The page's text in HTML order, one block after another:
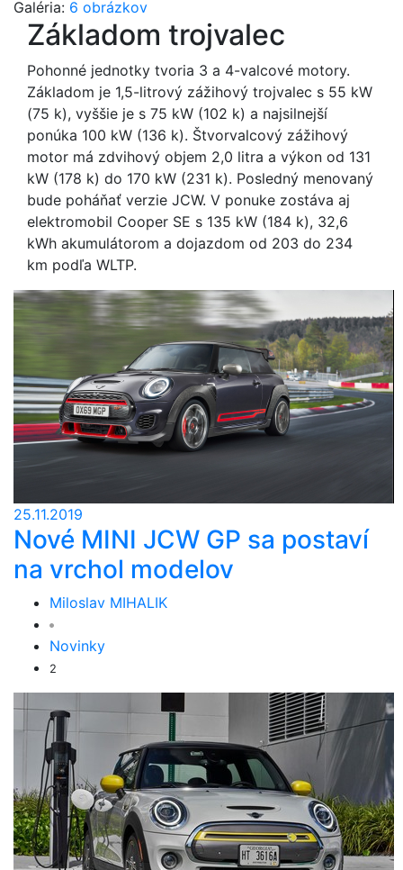
Galéria: 6 obrázkov
Základom trojvalec
Pohonné jednotky tvoria 3 a 4-valcové motory.
Základom je 1,5-litrový zážihový trojvalec s 55 kW
(75 k), vyššie je s 75 kW (102 k) a najsilnejší
ponúka 100 kW (136 k). Štvorvalcový zážihový
motor má zdvihový objem 2,0 litra a výkon od 131
kW (178 k) do 170 kW (231 k). Posledný menovaný
bude poháňať verzie JCW. V ponuke zostáva aj
elektromobil Cooper SE s 135 kW (184 k), 32,6
kWh akumulátorom a dojazdom od 203 do 234
km podľa WLTP.
25.11.2019
Nové MINI JCW GP sa postaví
na vrchol modelov
Miloslav MIHALIK
Novinky
2